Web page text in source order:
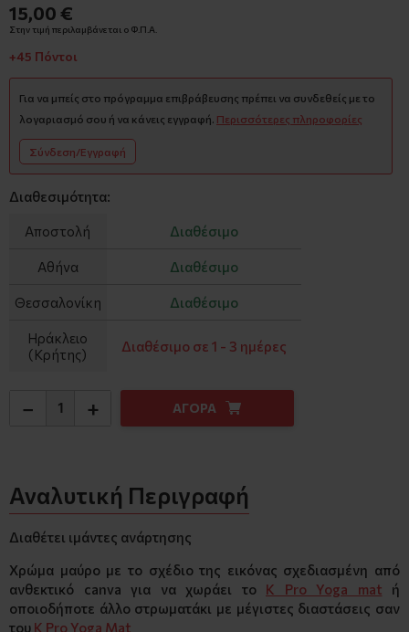
15,00 €
Στην τιμή περιλαμβάνεται ο Φ.Π.Α.
+45 Πόντοι
Για να μπείς στο πρόγραμμα επιβράβευσης πρέπει να συνδεθείς με το
λογαριασμό σου ή να κάνεις εγγραφή. Περισσότερες πληροφορίες
Σύνδεση/Εγγραφή
Διαθεσιμότητα:
Αποστολή Διαθέσιμο
Αθήνα Διαθέσιμο
Θεσσαλονίκη Διαθέσιμο
Ηράκλειο
(Κρήτης)
Διαθέσιμο σε 1 - 3 ημέρες
− + ΑΓΟΡΑ
Αναλυτική Περιγραφή
Διαθέτει ιμάντες ανάρτησης
Χρώμα μαύρο με το σχέδιο της εικόνας σχεδιασμένη από
ανθεκτικό canva για να χωράει το K Pro Yoga mat ή
οποιοδήποτε άλλο στρωματάκι με μέγιστες διαστάσεις σαν
του K Pro Yoga Mat